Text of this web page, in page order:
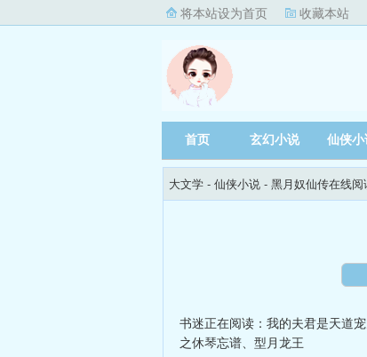
将本站设为首页 收藏本站
首页 玄幻小说 仙侠小
大文学 - 仙侠小说 - 黑月奴仙传在线阅
书迷正在阅读： 我的夫君是天道
之休琴忘谱、 型月龙王